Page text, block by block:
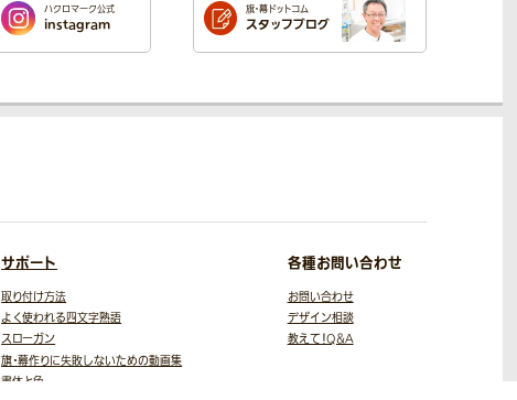
ハクロマーク公式
instagram
旗・幕ドットコム
スタッフブログ
サポート
取り付け方法
よく使われる四文字熟語
スローガン
旗・幕作りに失敗しないための動画集
書体と色
各種お問い合わせ
お問い合わせ
デザイン相談
教えて！Q＆A